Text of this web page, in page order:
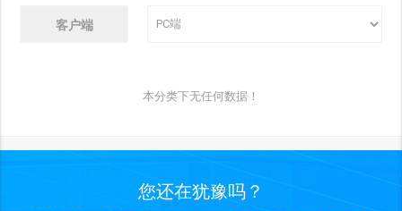
客户端
本分类下无任何数据！
您还在犹豫吗？